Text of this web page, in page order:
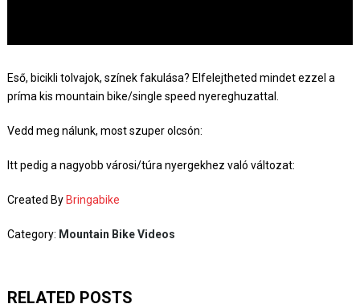
Eső, bicikli tolvajok, színek fakulása? Elfelejtheted mindet ezzel a
príma kis mountain bike/single speed nyereghuzattal.
Vedd meg nálunk, most szuper olcsón:
Itt pedig a nagyobb városi/túra nyergekhez való változat:
Created By Bringabike
Category: Mountain Bike Videos
RELATED POSTS